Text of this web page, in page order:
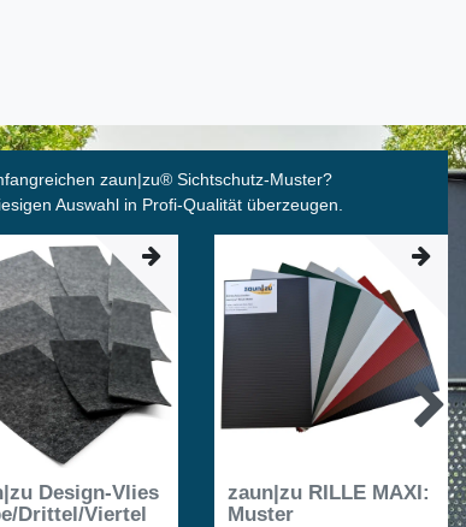
zaun|zu® Sichtschutz-Muster?
Auswahl in Profi-Qualität überzeugen.
Design-Vlies
Drittel/Viertel
zaun|zu RILLE MAXI:
Muster